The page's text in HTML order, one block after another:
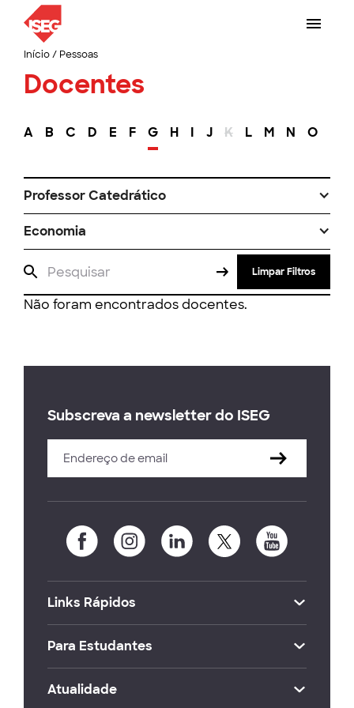
Início/ Pessoas
Docentes
A B C D E F G H I J K L M N O
Professor Catedrático
Economia
Limpar Filtros
Não foram encontrados docentes.
Subscreva a newsletter do ISEG
Links Rápidos
Para Estudantes
Atualidade